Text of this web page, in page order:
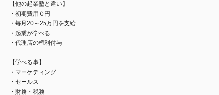
【他の起業塾と違い】
・初期費用０円
・毎月20～25万円を支給
・起業が学べる
・代理店の権利付与
【学べる事】
・マーケティング
・セールス
・財務・税務